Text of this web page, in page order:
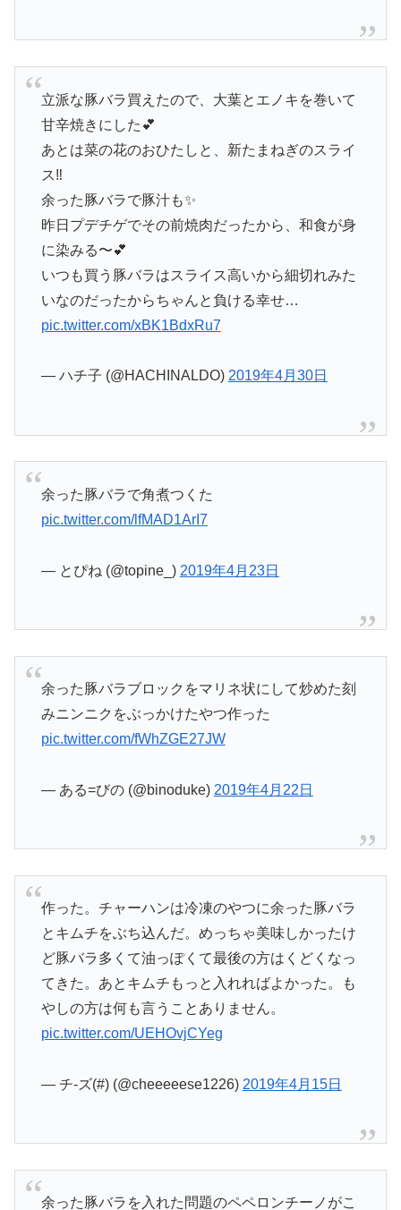
立派な豚バラ買えたので、大葉とエノキを巻いて
甘辛焼きにした💕
あとは菜の花のおひたしと、新たまねぎのスライ
ス‼️
余った豚バラで豚汁も✨
昨日プデチゲでその前焼肉だったから、和食が身
に染みる〜💕
いつも買う豚バラはスライス高いから細切れみた
いなのだったからちゃんと負ける幸せ…
pic.twitter.com/xBK1BdxRu7
— ハチ子 (@HACHINALDO) 2019年4月30日
余った豚バラで角煮つくた
pic.twitter.com/lfMAD1ArI7
— とぴね (@topine_) 2019年4月23日
余った豚バラブロックをマリネ状にして炒めた刻
みニンニクをぶっかけたやつ作った
pic.twitter.com/fWhZGE27JW
— ある=びの (@binoduke) 2019年4月22日
作った。チャーハンは冷凍のやつに余った豚バラ
とキムチをぶち込んだ。めっちゃ美味しかったけ
ど豚バラ多くて油っぽくて最後の方はくどくなっ
てきた。あとキムチもっと入れればよかった。も
やしの方は何も言うことありません。
pic.twitter.com/UEHOvjCYeg
— チ-ズ(#) (@cheeeeese1226) 2019年4月15日
余った豚バラを入れた問題のペペロンチーノがこ